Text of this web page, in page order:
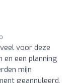
voor deze
en een planning
mijn
geannuleerd,